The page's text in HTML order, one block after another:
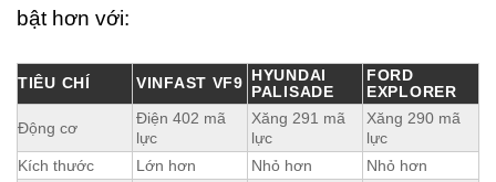
bật hơn với:
TIÊU CHÍ VINFAST VF9 HYUNDAI
PALISADE
FORD
EXPLORER
Động cơ
Điện 402 mã
lực
Xăng 291 mã
lực
Xăng 290 mã
lực
Kích thước
Lớn hơn Nhỏ hơn
Nhỏ hơn